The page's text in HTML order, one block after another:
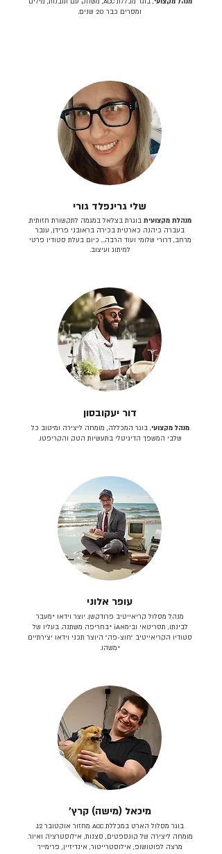
ומסרים כבר 20 שנים.
שלי גרינפלד גורי
מנהלת מקצועית בוגרת בצלאל במגמה לתקשורת חזותית.
בעברה כיהנה כארטית בכירה בראובני פרידן, ענבר
מרחב, דרורי שלומי ועוד הרבה… כיום בעלת סטודיו פרטי
למיתוג ועיצוב.
דור יעקובסון
מנהל מקצועי, בוגר המכללה, מומחה ליצירה ומיטוב כל
שלבי המשפך הדיגיטלי בתעשיות הטק והקריפטו.
עופר אלוני
מנהל מסלול קריאייטיב פרודקשן. יוצר וידאו *מעבר
לבינתו, תסריטאי וב​ימאiA‎ *בחריפה משתנה. בעליו של
סטודיו הקריאייטיב ״חוצ-פה״ היוצר תכני וידאו יצירתיים
*משהו.
מיכאל (מישה) קרץ׳
בוגר מסלול הארט במכללת ACC מחזור אוקטובר 12.
מומחה ליצירה של קונספטים, סצנות, אילוסטרציה ואיור.
מרצה לפוטושופ, אילוסטרייטור, אינדיזיין, פרימייר